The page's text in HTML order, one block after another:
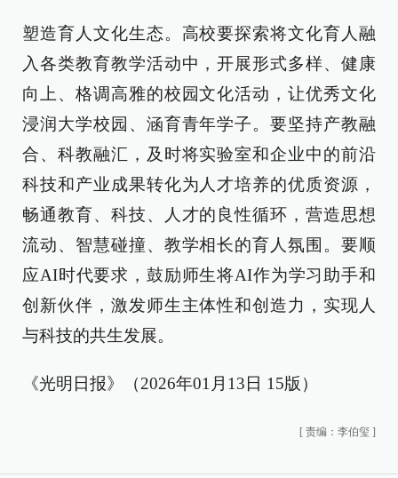
塑造育人文化生态。高校要探索将文化育人融
入各类教育教学活动中，开展形式多样、健康
向上、格调高雅的校园文化活动，让优秀文化
浸润大学校园、涵育青年学子。要坚持产教融
合、科教融汇，及时将实验室和企业中的前沿
科技和产业成果转化为人才培养的优质资源，
畅通教育、科技、人才的良性循环，营造思想
流动、智慧碰撞、教学相长的育人氛围。要顺
应AI时代要求，鼓励师生将AI作为学习助手和
创新伙伴，激发师生主体性和创造力，实现人
与科技的共生发展。
《光明日报》（2026年01月13日 15版）
[ 责编：李伯玺 ]